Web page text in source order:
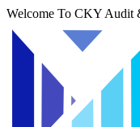
Welcome To CKY Audit